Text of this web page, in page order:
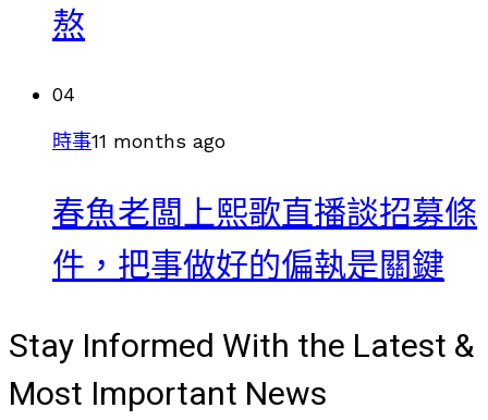
熬
04
時事11 months ago
春魚老闆上熙歌直播談招募條
件，把事做好的偏執是關鍵
Stay Informed With the Latest &
Most Important News